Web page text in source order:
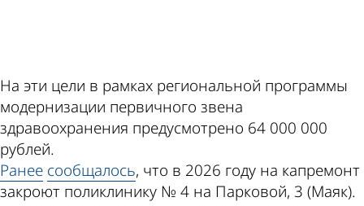
На эти цели в рамках региональной программы
модернизации первичного звена
здравоохранения предусмотрено 64 000 000
рублей.
Ранее сообщалось, что в 2026 году на капремонт
закроют поликлинику № 4 на Парковой, 3 (Маяк).